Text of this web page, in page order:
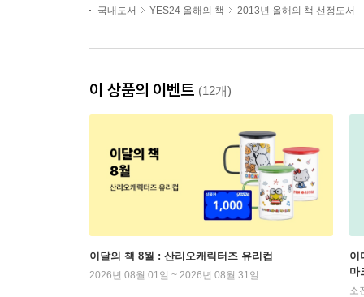
국내도서
YES24 올해의 책 2013년 올해의 책 선정도서
이 상품의 이벤트 (12개)
이달의 책 8월 : 산리오캐릭터즈 유리컵
2026년 08월 01일 ~ 2026년 08월 31일
이
마
소